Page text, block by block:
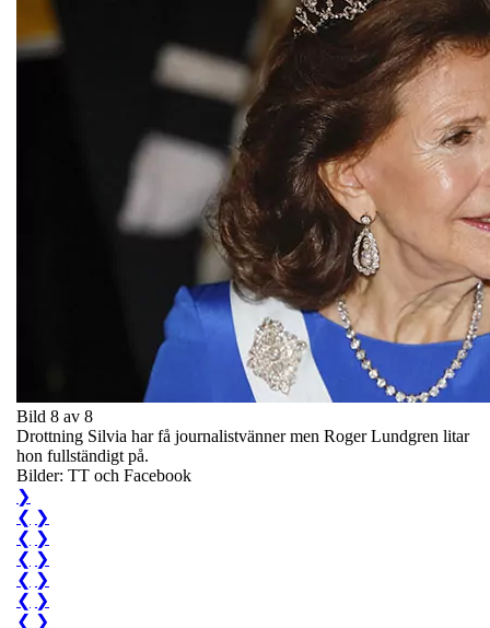
Bild 8 av 8
Drottning Silvia har få journalistvänner men Roger Lundgren litar
hon fullständigt på.
Bilder: TT och Facebook
❯
❮ ❯
❮ ❯
❮ ❯
❮ ❯
❮ ❯
❮ ❯